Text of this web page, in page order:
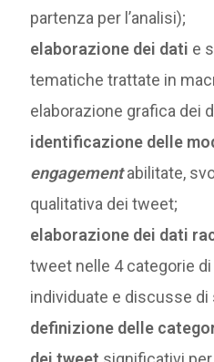
partenza per l’analisi);
elaborazione dei dati e
tematiche trattate in
elaborazione grafica dei
identificazione delle
engagement abilitate,
qualitativa dei tweet;
elaborazione dei dati
tweet nelle 4 categorie di
individuate e discusse di
definizione delle